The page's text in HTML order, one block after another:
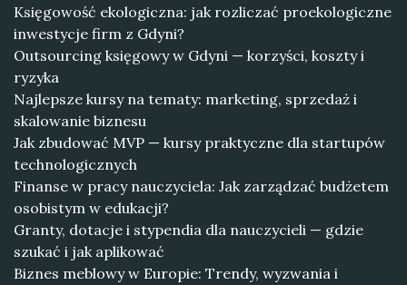
Księgowość ekologiczna: jak rozliczać proekologiczne
inwestycje firm z Gdyni?
Outsourcing księgowy w Gdyni — korzyści, koszty i
ryzyka
Najlepsze kursy na tematy: marketing, sprzedaż i
skalowanie biznesu
Jak zbudować MVP — kursy praktyczne dla startupów
technologicznych
Finanse w pracy nauczyciela: Jak zarządzać budżetem
osobistym w edukacji?
Granty, dotacje i stypendia dla nauczycieli — gdzie
szukać i jak aplikować
Biznes meblowy w Europie: Trendy, wyzwania i